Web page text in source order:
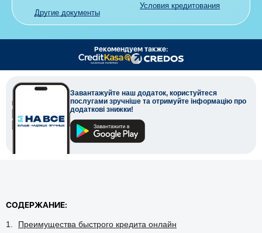
Другие документы
Условия кредитования
Рекомендуем также:
Завантажуйте наш додаток, користуйтеся
послугами зручніше та отримуйте інформацію про
додаткові знижки!
СОДЕРЖАНИЕ:
Преимущества быстрого кредита онлайн